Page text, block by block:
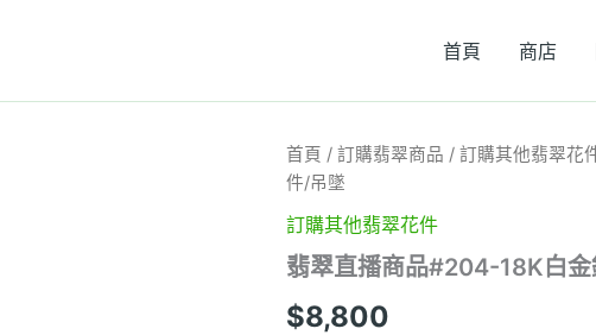
首頁 商店
首頁 /訂購翡翠商品 /訂購其他翡翠花
件/吊墜
訂購其他翡翠花件
翡翠直播商品#204-18K白
$8,800
翡
翠
直
播
品
18K